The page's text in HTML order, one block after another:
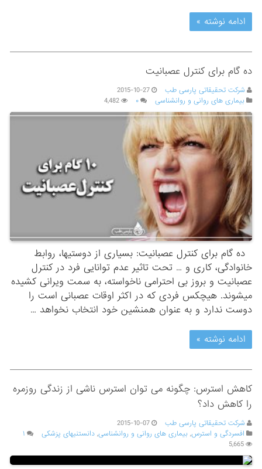
ادامه نوشته »
ده گام برای کنترل عصبانیت
شرکت تحقیقاتی پارسی طب
2015-10-27
بیماری های روانی و روانشناسی
۰ 4,482
ده گام برای کنترل عصبانیت: بسیاری از دوستیها، روابط
خانوادگی، کاری و … تحت تاثیر عدم توانایی فرد در کنترل
عصبانیت و بروز بی احترامی ناخواسته، به سمت ویرانی کشیده
میشوند. هیچکس فردی که در اکثر اوقات عصبانی است را
دوست ندارد و به عنوان همنشین خود انتخاب نخواهد …
ادامه نوشته »
کاهش استرس: چگونه می توان استرس ناشی از زندگی روزمره
را کاهش داد؟
شرکت تحقیقاتی پارسی طب
2015-10-07
افسردگی و استرس,بیماری های روانی و روانشناسی,دانستنیهای پزشکی
۱
5,665